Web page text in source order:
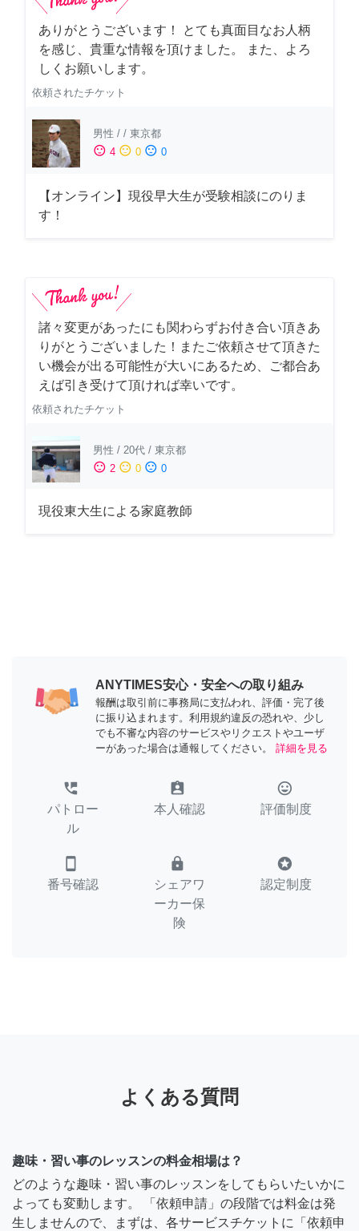
ありがとうございます！ とても真面目なお人柄
を感じ、貴重な情報を頂けました。 また、よろ
しくお願いします。
依頼されたチケット
男性 / / 東京都
sentiment_satisfied 4 sentiment_neutral 0 sentiment_dissatisfied 0
【オンライン】現役早大生が受験相談にのりま
す！
諸々変更があったにも関わらずお付き合い頂きあ
りがとうございました！またご依頼させて頂きた
い機会が出る可能性が大いにあるため、ご都合あ
えば引き受けて頂ければ幸いです。
依頼されたチケット
男性 / 20代 / 東京都
sentiment_satisfied 2 sentiment_neutral 0 sentiment_dissatisfied 0
現役東大生による家庭教師
ANYTIMES安心・安全への取り組み
報酬は取引前に事務局に支払われ、評価・完了後
に振り込まれます。利用規約違反の恐れや、少し
でも不審な内容のサービスやリクエストやユーザ
ーがあった場合は通報してください。
詳細を見る
perm_phone_msg
パトロー
ル
assignment_ind
本人確認
tag_faces
評価制度
smartphone
番号確認
lock
シェアワ
ーカー保
険
stars
認定制度
よくある質問
趣味・習い事のレッスンの料金相場は？
どのような趣味・習い事のレッスンをしてもらいたいかに
よっても変動します。 「依頼申請」の段階では料金は発
生しませんので、まずは、各サービスチケットに「依頼申